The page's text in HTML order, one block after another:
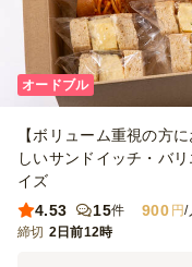
オードブル
【ボリューム重視の方
しいサンドイッチ・バ
イズ
4.53
15件 900 円/
締切 2日前12時